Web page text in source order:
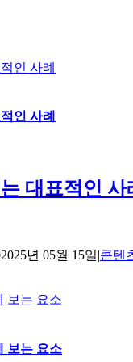
인 사례
인 사례
대표적인 사
2025년 05월 15일|콘텐
보는 요소
보는 요소